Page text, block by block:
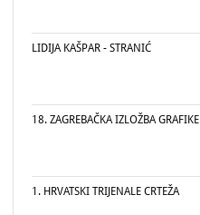
LIDIJA KAŠPAR - STRANIĆ
18. ZAGREBAČKA IZLOŽBA GRAFIKE
1. HRVATSKI TRIJENALE CRTEŽA